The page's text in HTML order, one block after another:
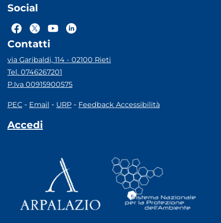
Social
Contatti
via Garibaldi, 114 - 02100 Rieti
Tel. 0746267201
P.Iva 00915900575
PEC - Email - URP - Feedback Accessibilità
Accedi